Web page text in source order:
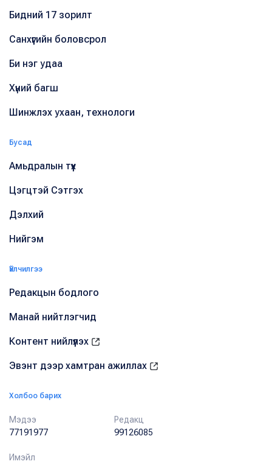
Бидний 17 зорилт
Санхүүгийн боловсрол
Би нэг удаа
Хүний багш
Шинжлэх ухаан, технологи
Бусад
Амьдралын түүх
Цэгцтэй Сэтгэх
Дэлхий
Нийгэм
Үйлчилгээ
Редакцын бодлого
Манай нийтлэгчид
Контент нийлүүлэх
Эвэнт дээр хамтран ажиллах
Холбоо барих
Мэдээ
77191977
Редакц
99126085
Имэйл